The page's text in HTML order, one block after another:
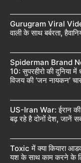
Gurugram Viral
वाली के साथ बर्बरता,
Spiderman Brand
10: सुपरहीरो की दुनिया
विजय की ‘जन नायकन’
US-Iran War: ईरान की
बढ़ रहे है दोनों देश, जानें
Toxic में क्या कियारा
यश के साथ काम करने के